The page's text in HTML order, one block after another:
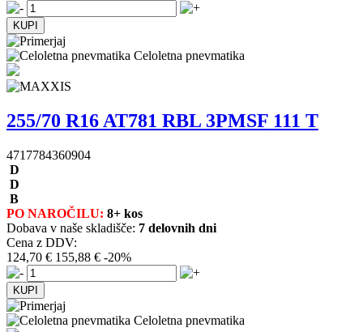
Celoletna pnevmatika
255/70 R16 AT781 RBL 3PMSF 111 T
4717784360904
D
D
B
PO NAROČILU: 8+ kos
Dobava v naše skladišče: 7 delovnih dni
Cena z DDV:
124,70 € 155,88 € -20%
Celoletna pnevmatika